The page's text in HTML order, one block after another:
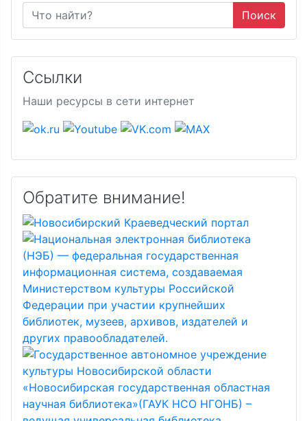
Поиск
Ссылки
Наши ресурсы в сети интернет
Обратите внимание!